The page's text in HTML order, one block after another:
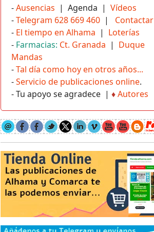
-Ausencias | Agenda | Vídeos
-Telegram 628 669 460 | Contactar
- El tiempo en Alhama | Loterías
- Farmacias: Ct. Granada | Duque
Mandas
-Tal día como hoy en otros años...
-Servicio de publicaciones online.
- Tu apoyo se agradece | ♦Autores